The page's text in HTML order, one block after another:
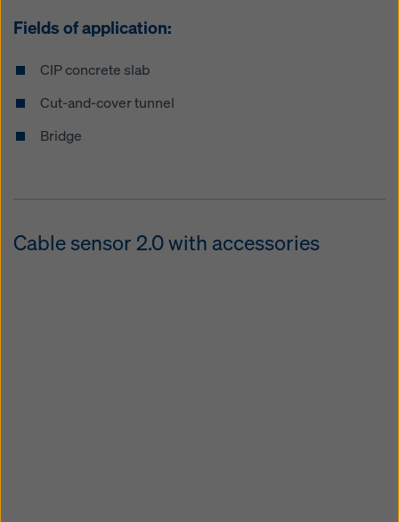
Fields of application:
CIP concrete slab
Cut-and-cover tunnel
Bridge
Cable sensor 2.0 with accessories